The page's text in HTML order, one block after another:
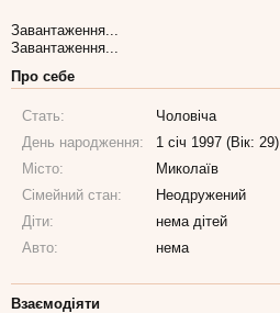
Завантаження...
Завантаження...
Про себе
Стать:
Чоловіча
День народження:
1 січ 1997 (Вік: 29)
Місто:
Миколаїв
Сімейний стан:
Неодружений
Діти:
нема дітей
Авто:
нема
Взаємодіяти